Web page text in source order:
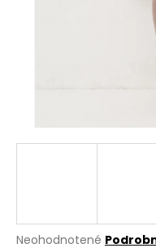
Priemerné
Neohodnotené